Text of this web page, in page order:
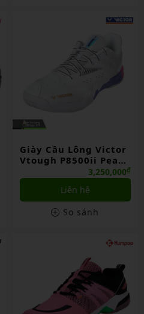
Giày Cầu Lông Victor
Vtough P8500ii Pearl
White / Light Purple
Iris
3,250,000₫
Liên hệ
So sánh